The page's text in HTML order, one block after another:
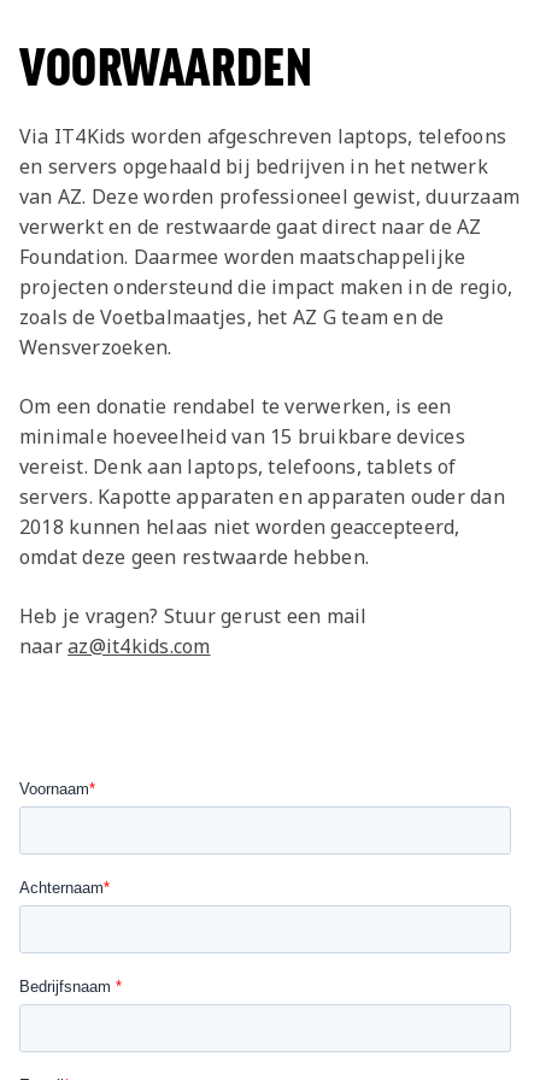
Seizoenkaart
VOORWAARDEN
Via IT4Kids worden afgeschreven laptops, telefoons
en servers opgehaald bij bedrijven in het netwerk
van AZ. Deze worden professioneel gewist, duurzaam
verwerkt en de restwaarde gaat direct naar de AZ
Foundation. Daarmee worden maatschappelijke
projecten ondersteund die impact maken in de regio,
zoals de Voetbalmaatjes, het AZ G team en de
Wensverzoeken.
Om een donatie rendabel te verwerken, is een
minimale hoeveelheid van 15 bruikbare devices
vereist. Denk aan laptops, telefoons, tablets of
servers. Kapotte apparaten en apparaten ouder dan
2018 kunnen helaas niet worden geaccepteerd,
omdat deze geen restwaarde hebben.
Heb je vragen? Stuur gerust een mail
naaraz@it4kids.com